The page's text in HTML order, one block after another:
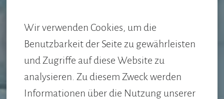
Wir verwenden Cookies, um die
Benutzbarkeit der Seite zu gewährleisten
und Zugriffe auf diese Website zu
analysieren. Zu diesem Zweck werden
Informationen über die Nutzung unserer